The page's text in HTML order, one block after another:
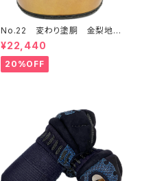
No.22 変わり塗胴 金梨地
少年用
¥22,440
20%OFF